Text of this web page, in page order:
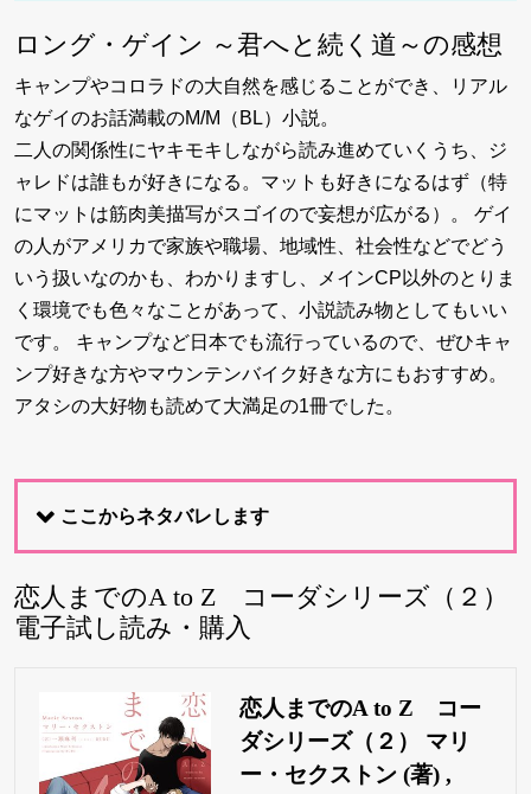
ロング・ゲイン ～君へと続く道～の感想
キャンプやコロラドの大自然を感じることができ、リアル
なゲイのお話満載のM/M（BL）小説。
二人の関係性にヤキモキしながら読み進めていくうち、ジ
ャレドは誰もが好きになる。マットも好きになるはず（特
にマットは筋肉美描写がスゴイので妄想が広がる）。 ゲイ
の人がアメリカで家族や職場、地域性、社会性などでどう
いう扱いなのかも、わかりますし、メインCP以外のとりま
く環境でも色々なことがあって、小説読み物としてもいい
です。 キャンプなど日本でも流行っているので、ぜひキャ
ンプ好きな方やマウンテンバイク好きな方にもおすすめ。
アタシの大好物も読めて大満足の1冊でした。
ここからネタバレします
恋人までのA to Z コーダシリーズ（２）
電子試し読み・購入
恋人までのA to Z コー
ダシリーズ（２） マリ
ー・セクストン (著) ,